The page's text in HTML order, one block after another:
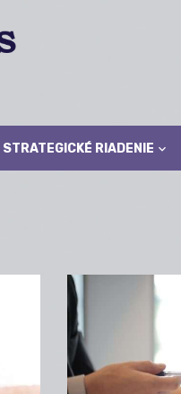
STRATEGICKÉ RIADENIE